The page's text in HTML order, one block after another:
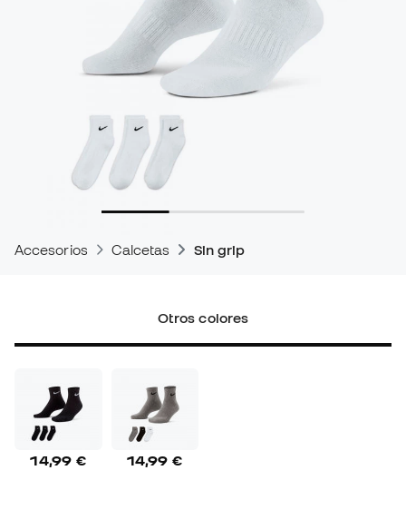
Accesorios Calcetas Sin grip
Otros colores
14,99 € 14,99 €